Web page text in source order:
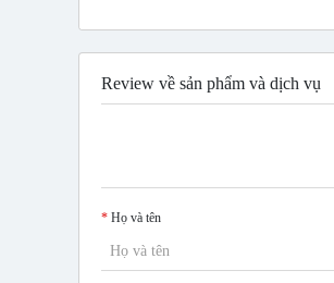
Review về sản phẩm và dịch vụ
Họ và tên